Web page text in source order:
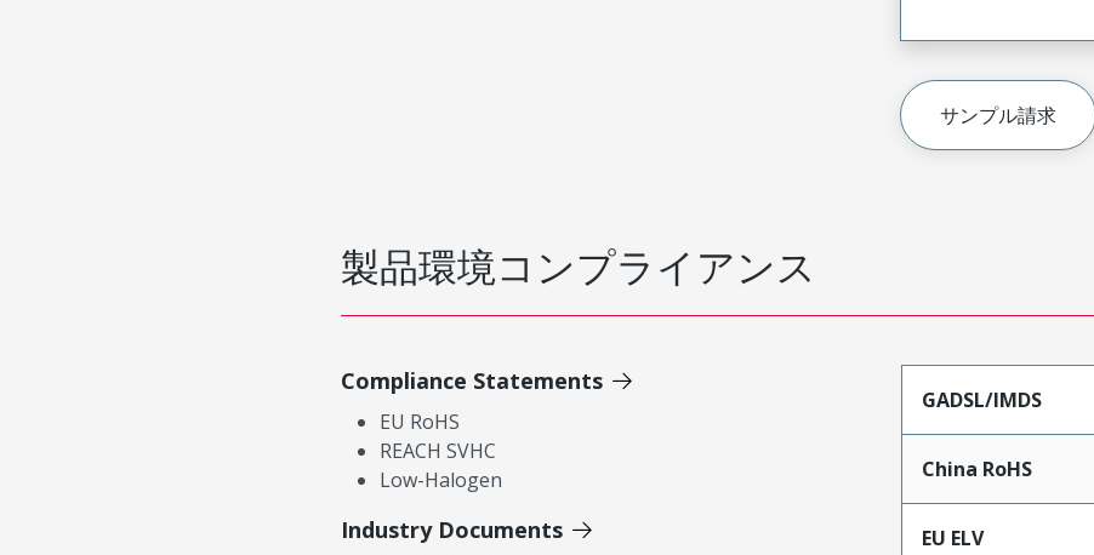
サンプル請求
製品環境コンプライアンス
Compliance Statements
EU RoHS
REACH SVHC
Low-Halogen
Industry Documents
GADSL/IMDS
China RoHS
EU ELV